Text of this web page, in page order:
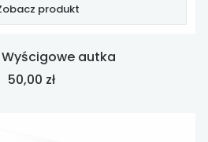
produkt
autka
Cena
50,00 zł